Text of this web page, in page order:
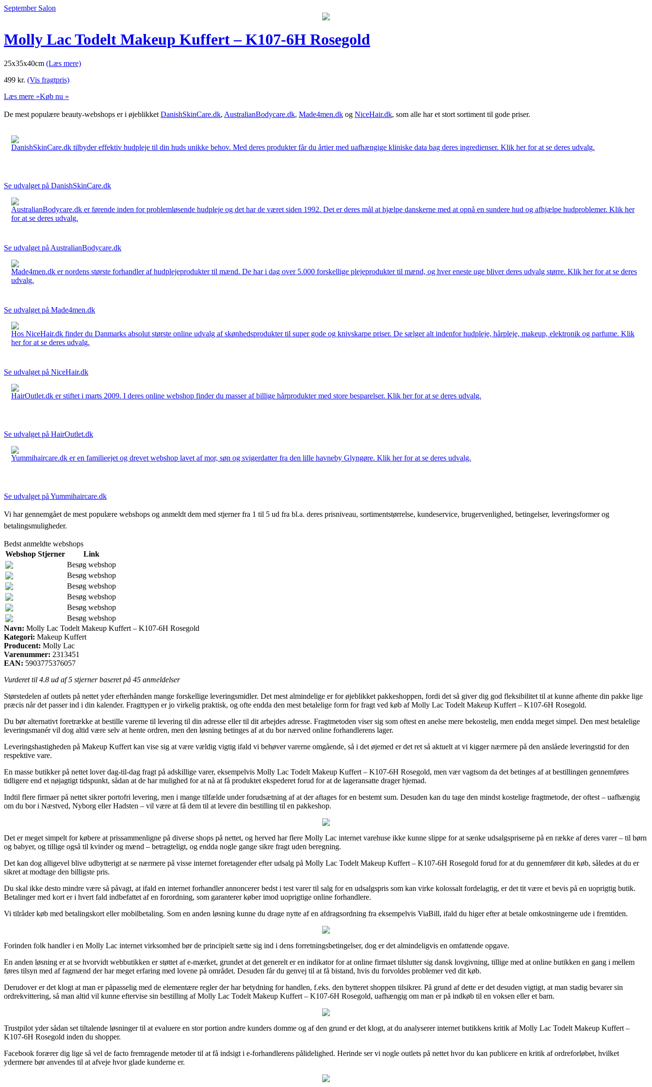
September Salon
Molly Lac Todelt Makeup Kuffert – K107-6H Rosegold
25x35x40cm (Læs mere)
499 kr. (Vis fragtpris)
Læs mere »Køb nu »
De mest populære beauty-webshops er i øjeblikket DanishSkinCare.dk, AustralianBodycare.dk, Made4men.dk og NiceHair.dk, som alle har et stort sortiment til gode priser.
DanishSkinCare.dk tilbyder effektiv hudpleje til din huds unikke behov. Med deres produkter får du årtier med uafhængige kliniske data bag deres ingredienser. Klik her for at se deres udvalg.
Se udvalget på DanishSkinCare.dk
AustralianBodycare.dk er førende inden for problemløsende hudpleje og det har de været siden 1992. Det er deres mål at hjælpe danskerne med at opnå en sundere hud og afhjælpe hudproblemer. Klik her
for at se deres udvalg.
Se udvalget på AustralianBodycare.dk
Made4men.dk er nordens største forhandler af hudplejeprodukter til mænd. De har i dag over 5.000 forskellige plejeprodukter til mænd, og hver eneste uge bliver deres udvalg større. Klik her for at se deres
udvalg.
Se udvalget på Made4men.dk
Hos NiceHair.dk finder du Danmarks absolut største online udvalg af skønhedsprodukter til super gode og knivskarpe priser. De sælger alt indenfor hudpleje, hårpleje, makeup, elektronik og parfume. Klik
her for at se deres udvalg.
Se udvalget på NiceHair.dk
HairOutlet.dk er stiftet i marts 2009. I deres online webshop finder du masser af billige hårprodukter med store besparelser. Klik her for at se deres udvalg.
Se udvalget på HairOutlet.dk
Yummihaircare.dk er en familieejet og drevet webshop lavet af mor, søn og svigerdatter fra den lille havneby Glyngøre. Klik her for at se deres udvalg.
Se udvalget på Yummihaircare.dk
Vi har gennemgået de mest populære webshops og anmeldt dem med stjerner fra 1 til 5 ud fra bl.a. deres prisniveau, sortimentstørrelse, kundeservice, brugervenlighed, betingelser, leveringsformer og
betalingsmuligheder.
Bedst anmeldte webshops
Webshop Stjerner
Link
Besøg webshop
Besøg webshop
Besøg webshop
Besøg webshop
Besøg webshop
Besøg webshop
Navn: Molly Lac Todelt Makeup Kuffert – K107-6H Rosegold
Kategori: Makeup Kuffert
Producent: Molly Lac
Varenummer: 2313451
EAN: 5903775376057
Vurderet til 4.8 ud af 5 stjerner baseret på 45 anmeldelser
Størstedelen af outlets på nettet yder efterhånden mange forskellige leveringsmidler. Det mest almindelige er for øjeblikket pakkeshoppen, fordi det så giver dig god fleksibilitet til at kunne afhente din pakke lige
præcis når det passer ind i din kalender. Fragttypen er jo virkelig praktisk, og ofte endda den mest betalelige form for fragt ved køb af Molly Lac Todelt Makeup Kuffert – K107-6H Rosegold.
Du bør alternativt foretrække at bestille varerne til levering til din adresse eller til dit arbejdes adresse. Fragtmetoden viser sig som oftest en anelse mere bekostelig, men endda meget simpel. Den mest betalelige
leveringsmanér vil dog altid være selv at hente ordren, men den løsning betinges af at du bor nærved online forhandlerens lager.
Leveringshastigheden på Makeup Kuffert kan vise sig at være vældig vigtig ifald vi behøver varerne omgående, så i det øjemed er det ret så aktuelt at vi kigger nærmere på den anslåede leveringstid for den
respektive vare.
En masse butikker på nettet lover dag-til-dag fragt på adskillige varer, eksempelvis Molly Lac Todelt Makeup Kuffert – K107-6H Rosegold, men vær vagtsom da det betinges af at bestillingen gennemføres
tidligere end et nøjagtigt tidspunkt, sådan at de har mulighed for at nå at få produktet ekspederet forud for at de lageransatte drager hjemad.
Indtil flere firmaer på nettet sikrer portofri levering, men i mange tilfælde under forudsætning af at der aftages for en bestemt sum. Desuden kan du tage den mindst kostelige fragtmetode, der oftest – uafhængig
om du bor i Næstved, Nyborg eller Hadsten – vil være at få dem til at levere din bestilling til en pakkeshop.
Det er meget simpelt for købere at prissammenligne på diverse shops på nettet, og herved har flere Molly Lac internet varehuse ikke kunne slippe for at sænke udsalgspriserne på en række af deres varer – til børn
og babyer, og tillige også til kvinder og mænd – betragteligt, og endda nogle gange sikre fragt uden beregning.
Det kan dog alligevel blive udbytterigt at se nærmere på visse internet foretagender efter udsalg på Molly Lac Todelt Makeup Kuffert – K107-6H Rosegold forud for at du gennemfører dit køb, således at du er
sikret at modtage den billigste pris.
Du skal ikke desto mindre være så påvagt, at ifald en internet forhandler annoncerer bedst i test varer til salg for en udsalgspris som kan virke kolossalt fordelagtig, er det tit være et bevis på en uoprigtig butik.
Betalinger med kort er i hvert fald indbefattet af en forordning, som garanterer køber imod uoprigtige online forhandlere.
Vi tilråder køb med betalingskort eller mobilbetaling. Som en anden løsning kunne du drage nytte af en afdragsordning fra eksempelvis ViaBill, ifald du higer efter at betale omkostningerne ude i fremtiden.
Forinden folk handler i en Molly Lac internet virksomhed bør de principielt sætte sig ind i dens forretningsbetingelser, dog er det almindeligvis en omfattende opgave.
En anden løsning er at se hvorvidt webbutikken er støttet af e-mærket, grundet at det generelt er en indikator for at online firmaet tilslutter sig dansk lovgivning, tillige med at online butikken en gang i mellem
føres tilsyn med af fagmænd der har meget erfaring med lovene på området. Desuden får du genvej til at få bistand, hvis du forvoldes problemer ved dit køb.
Derudover er det klogt at man er påpasselig med de elementære regler der har betydning for handlen, f.eks. den bytteret shoppen tilsikrer. På grund af dette er det desuden vigtigt, at man stadig bevarer sin
ordrekvittering, så man altid vil kunne eftervise sin bestilling af Molly Lac Todelt Makeup Kuffert – K107-6H Rosegold, uafhængig om man er på indkøb til en voksen eller et barn.
Trustpilot yder sådan set tiltalende løsninger til at evaluere en stor portion andre kunders domme og af den grund er det klogt, at du analyserer internet butikkens kritik af Molly Lac Todelt Makeup Kuffert –
K107-6H Rosegold inden du shopper.
Facebook forærer dig lige så vel de facto fremragende metoder til at få indsigt i e-forhandlerens pålidelighed. Herinde ser vi nogle outlets på nettet hvor du kan publicere en kritik af ordreforløbet, hvilket
ydermere bør anvendes til at afveje hvor glade kunderne er.